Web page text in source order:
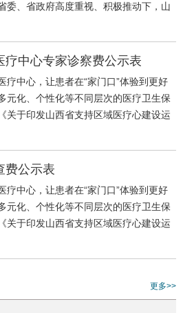
委、省政府高度重视、积极推动下，山
疗中心专家诊察费公示表
疗中心，让患者在“家门口”体验到更好
元化、个性化等不同层次的医疗卫生保
关于印发山西省支持区域医疗心建设运
费公示表
疗中心，让患者在“家门口”体验到更好
元化、个性化等不同层次的医疗卫生保
关于印发山西省支持区域医疗心建设运
更多>>